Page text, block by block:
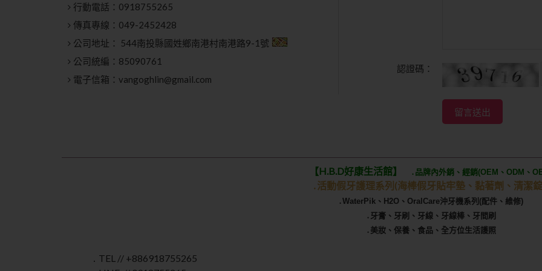
行動電話： 0918755265
傳真專線： 049-2452428
公司地址：
544南投縣國姓鄉南港村南港路9-1號
公司統編： 85090761
電子信箱： vangoghlin@gmail.com
認證碼：
【H.B.D好康生活館】 ․品牌內外銷、經銷(OEM、ODM、
․活動假牙護理系列(海棒假牙貼牢墊 、黏著劑、清潔
․WaterPik、H2O、OralCare沖牙機系列(配件、維修)
․牙膏、牙刷、牙線、牙線棒、牙間刷
․美妝、保養、食品、全方位生活護照
․ TEL // +886918755265